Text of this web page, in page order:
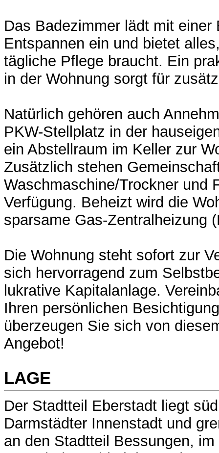
Das Badezimmer lädt mit einer
Entspannen ein und bietet
tägliche Pflege braucht. Ein
in der Wohnung sorgt für
Natürlich gehören auch
PKW-Stellplatz in der
ein Abstellraum im Keller zur
Zusätzlich stehen
Waschmaschine/Trockner und
Verfügung. Beheizt wird die
sparsame Gas-Zentralheizung
Die Wohnung steht sofort zur
sich hervorragend zum
lukrative Kapitalanlage.
Ihren persönlichen
überzeugen Sie sich von
Angebot!
LAGE
Der Stadtteil Eberstadt liegt
Darmstädter Innenstadt und
an den Stadtteil Bessungen,